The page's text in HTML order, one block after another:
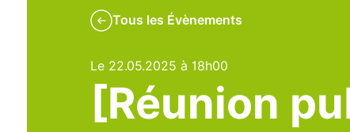
Tous les Évènements
Le 22.05.2025 à 18h00
[Réunion